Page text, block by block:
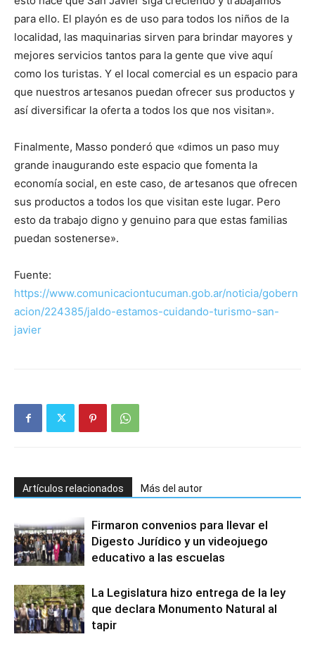
para ello. El playón es de uso para todos los niños de la
localidad, las maquinarias sirven para brindar mayores y
mejores servicios tantos para la gente que vive aquí
como los turistas. Y el local comercial es un espacio para
que nuestros artesanos puedan ofrecer sus productos y
así diversificar la oferta a todos los que nos visitan».
Finalmente, Masso ponderó que «dimos un paso muy
grande inaugurando este espacio que fomenta la
economía social, en este caso, de artesanos que ofrecen
sus productos a todos los que visitan este lugar. Pero
esto da trabajo digno y genuino para que estas familias
puedan sostenerse».
Fuente:
https://www.comunicaciontucuman.gob.ar/noticia/gobern
acion/224385/jaldo-estamos-cuidando-turismo-san-
javier
Artículos relacionados Más del autor
Firmaron convenios para llevar el
Digesto Jurídico y un videojuego
educativo a las escuelas
La Legislatura hizo entrega de la ley
que declara Monumento Natural al
tapir